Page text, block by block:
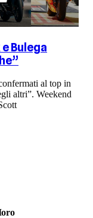
Bulega
al top in
altri”. Weekend